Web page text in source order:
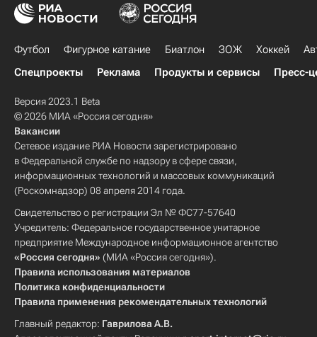
Футбол Фигурное катание Биатлон ЗОЖ Хоккей
Спецпроекты
Реклама Продукты и сервисы Пресс-
Версия 2023.1 Beta
© 2026 МИА «Россия сегодня»
Вакансии
Сетевое издание РИА Новости зарегистрировано
в Федеральной службе по надзору в сфере связи,
информационных технологий и массовых коммуникаций
(Роскомнадзор) 08 апреля 2014 года.
Свидетельство о регистрации Эл № ФС77-57640
Учредитель: Федеральное государственное унитарное
предприятие Международное информационное агентство
«Россия сегодня» (МИА «Россия сегодня»).
Правила использования материалов
Политика конфиденциальности
Правила применения рекомендательных технологий
Главный редактор: Гаврилова А.В.